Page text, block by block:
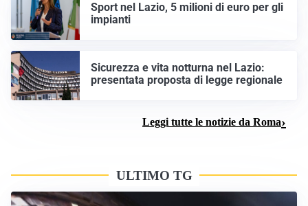
Sport nel Lazio, 5 milioni di euro per gli
impianti
Sicurezza e vita notturna nel Lazio:
presentata proposta di legge regionale
Leggi tutte le notizie da Roma
ULTIMO TG